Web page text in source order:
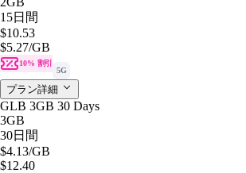
15日間
$10.53
$5.27/GB
10% 割引
5G
プラン詳細
GLB 3GB 30 Days
3GB
30日間
$4.13/GB
$12.40